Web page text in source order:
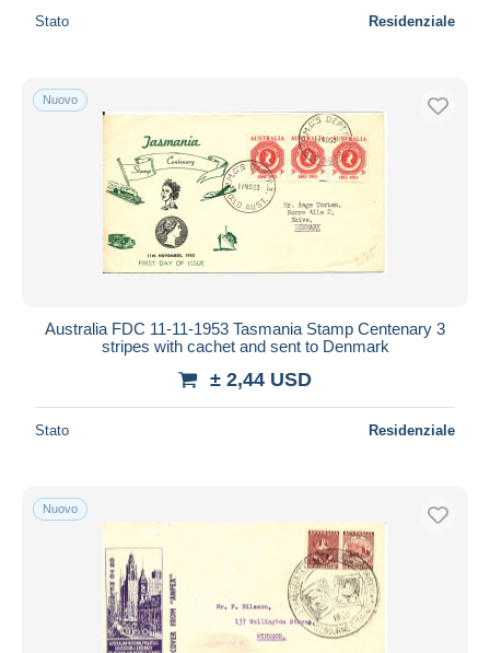
Stato Residenziale
Nuovo
Australia FDC 11-11-1953 Tasmania Stamp Centenary 3
stripes with cachet and sent to Denmark
± 2,44 USD
Stato Residenziale
Nuovo